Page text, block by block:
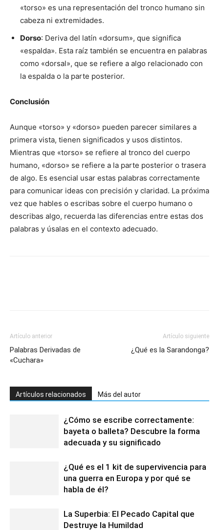
«torso» es una representación del tronco humano sin
cabeza ni extremidades.
Dorso: Deriva del latín «dorsum», que significa
«espalda». Esta raíz también se encuentra en palabras
como «dorsal», que se refiere a algo relacionado con
la espalda o la parte posterior.
Conclusión
Aunque «torso» y «dorso» pueden parecer similares a
primera vista, tienen significados y usos distintos.
Mientras que «torso» se refiere al tronco del cuerpo
humano, «dorso» se refiere a la parte posterior o trasera
de algo. Es esencial usar estas palabras correctamente
para comunicar ideas con precisión y claridad. La próxima
vez que hables o escribas sobre el cuerpo humano o
describas algo, recuerda las diferencias entre estas dos
palabras y úsalas en el contexto adecuado.
Artículo anterior
Palabras Derivadas de
«Cuchara»
Artículo siguiente
¿Qué es la Sarandonga?
Artículos relacionados Más del autor
¿Cómo se escribe correctamente:
bayeta o balleta? Descubre la forma
adecuada y su significado
¿Qué es el 1 kit de supervivencia para
una guerra en Europa y por qué se
habla de él?
La Superbia: El Pecado Capital que
Destruye la Humildad